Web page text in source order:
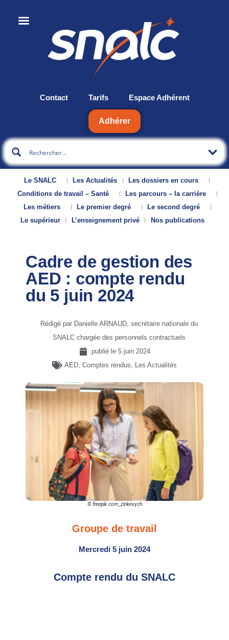
Contact Tarifs Espace Adhérent
Adhérer
Le SNALC Les Actualités
Les dossiers en cours
Conditions de travail – Santé
Les parcours – la carrière
Les métiers
Le premier degré
Le second degré
Le supérieur
L’enseignement privé Nos publications
Cadre de gestion des
AED : compte rendu
du 5 juin 2024
Rédigé par Danielle ARNAUD, secrétaire nationale du
SNALC chargée des personnels contractuels
publié le 5 juin 2024
AED, Comptes rendus, Les Actualités
© freepik.com_zinkevych
Groupe de travail
Mercredi 5 juin 2024
Compte rendu du SNALC